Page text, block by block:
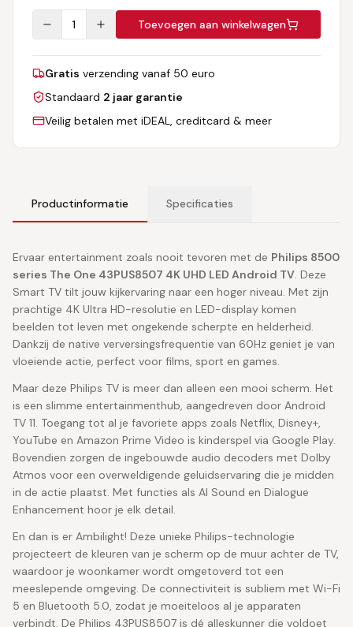
1 Toevoegen aan winkelwagen
Gratis verzending vanaf 50 euro
Standaard 2 jaar garantie
Veilig betalen met iDEAL, creditcard & meer
Productinformatie Specificaties
Ervaar entertainment zoals nooit tevoren met de Philips 8500
series The One 43PUS8507 4K UHD LED Android TV. Deze
Smart TV tilt jouw kijkervaring naar een hoger niveau. Met zijn
prachtige 4K Ultra HD-resolutie en LED-display komen
beelden tot leven met ongekende scherpte en helderheid.
Dankzij de native verversingsfrequentie van 60Hz geniet je van
vloeiende actie, perfect voor films, sport en games.
Maar deze Philips TV is meer dan alleen een mooi scherm. Het
is een slimme entertainmenthub, aangedreven door Android
TV 11. Toegang tot al je favoriete apps zoals Netflix, Disney+,
YouTube en Amazon Prime Video is kinderspel via Google Play.
Bovendien zorgen de ingebouwde audio decoders met Dolby
Atmos voor een overweldigende geluidservaring die je midden
in de actie plaatst. Met functies als AI Sound en Dialogue
Enhancement hoor je elk detail.
En dan is er Ambilight! Deze unieke Philips-technologie
projecteert de kleuren van je scherm op de muur achter de TV,
waardoor je woonkamer wordt omgetoverd tot een
meeslepende omgeving. De connectiviteit is subliem met Wi-Fi
5 en Bluetooth 5.0, zodat je moeiteloos al je apparaten
verbindt. De Philips 43PUS8507 is dé alleskunner die voldoet